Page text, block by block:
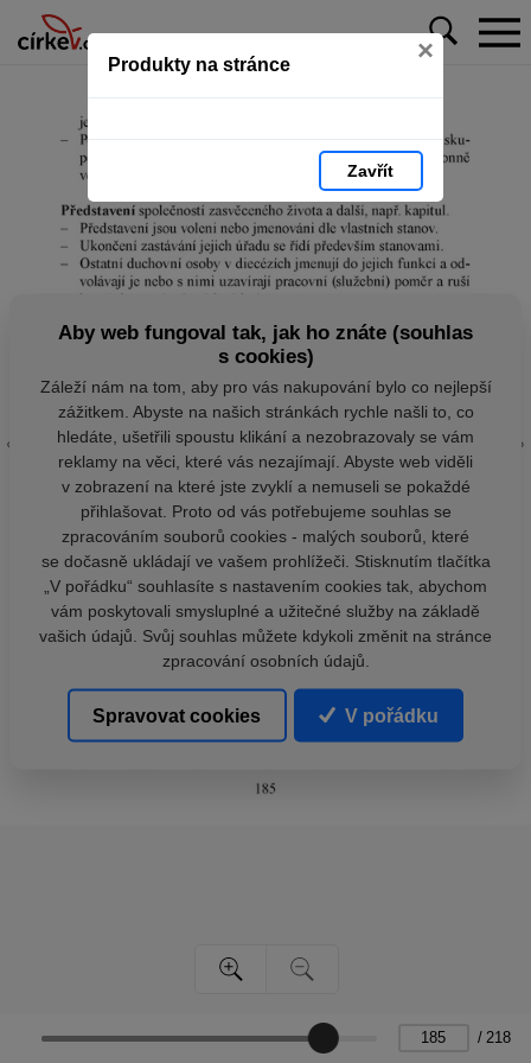
Produkty na stránce ×
Zavřít
/ 218
Aby web fungoval tak, jak ho znáte (souhlas
s cookies)
Záleží nám na tom, aby pro vás nakupování bylo co nejlepší
zážitkem. Abyste na našich stránkách rychle našli to, co
hledáte, ušetřili spoustu klikání a nezobrazovaly se vám
reklamy na věci, které vás nezajímají. Abyste web viděli
v zobrazení na které jste zvyklí a nemuseli se pokaždé
přihlašovat. Proto od vás potřebujeme souhlas se
zpracováním souborů cookies - malých souborů, které
se dočasně ukládají ve vašem prohlížeči. Stisknutím tlačítka
„V pořádku“ souhlasíte s nastavením cookies tak, abychom
vám poskytovali smysluplné a užitečné služby na základě
vašich údajů. Svůj souhlas můžete kdykoli změnit na stránce
zpracování osobních údajů.
Spravovat cookies V pořádku